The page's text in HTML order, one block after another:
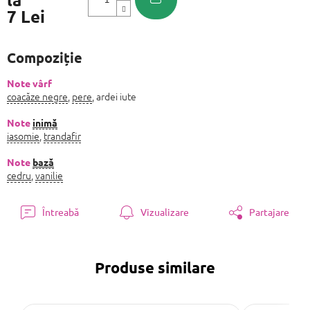
7 Lei
Compoziție
Note vârf
coacăze negre pere , ardei iute
Note inimă
iasomie trandafir
Note bază
cedru vanilie
Întreabă Vizualizare Partajare
Produse similare